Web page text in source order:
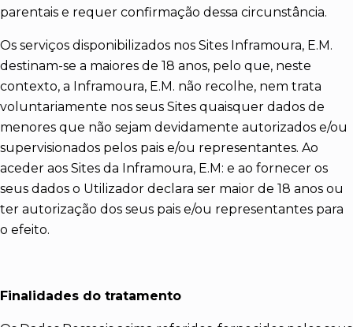
parentais e requer confirmação dessa circunstância.
Os serviços disponibilizados nos Sites Inframoura, E.M.
destinam-se a maiores de 18 anos, pelo que, neste
contexto, a Inframoura, E.M. não recolhe, nem trata
voluntariamente nos seus Sites quaisquer dados de
menores que não sejam devidamente autorizados e/ou
supervisionados pelos pais e/ou representantes. Ao
aceder aos Sites da Inframoura, E.M: e ao fornecer os
seus dados o Utilizador declara ser maior de 18 anos ou
ter autorização dos seus pais e/ou representantes para
o efeito.
Finalidades do tratamento